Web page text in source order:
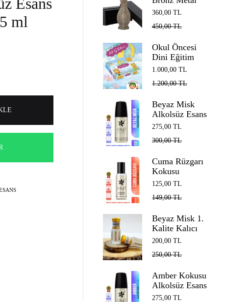
ml
Döküm Esans
Cam Çubuk ve
360,00TL
450,00TL
Okul Öncesi
Dini Eğitim
Seti: Oğlan
Cennet Yolunda
1.000,00TL
1.200,00TL
Beyaz Misk
Alkolsüz Esans
Roll on EDP
275,00TL
300,00TL
Cuma Rüzgarı
Kokusu
Alkolsüz Esans
Unisex 7 ml
125,00TL
149,00TL
Beyaz Misk 1.
Kalite Kalıcı
Alkolsüz Esans
White Musk 5
200,00TL
250,00TL
Amber Kokusu
Alkolsüz Esans
Roll on EDP
275,00TL